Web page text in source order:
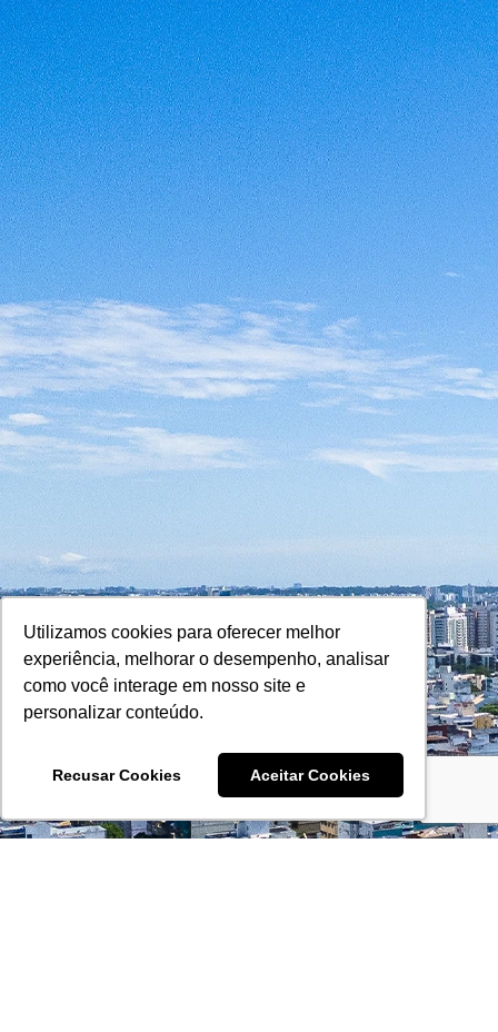
Utilizamos cookies para oferecer melhor
experiência, melhorar o desempenho, analisar
como você interage em nosso site e
personalizar conteúdo.
Recusar Cookies Aceitar Cookies